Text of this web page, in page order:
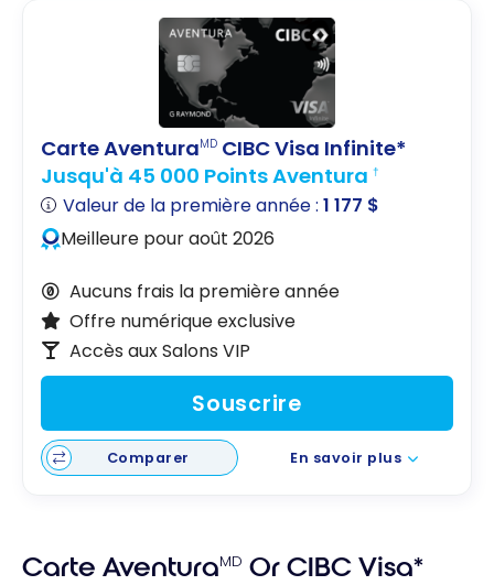
ansCarte AventuraMD CIBC Visa Infinite*
Jusqu'à 45 000 Points Aventura †
Valeur de la première année :1 177 $
Meilleure pour août 2026
Aucuns frais la première année
Offre numérique exclusive
Accès aux Salons VIP
Souscrire
Comparer En savoir plus
Carte AventuraMD Or CIBC Visa*